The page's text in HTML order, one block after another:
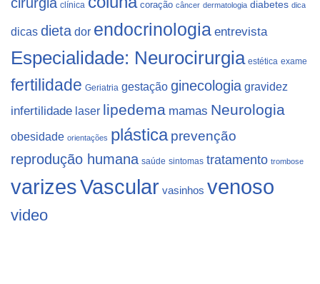
clínica coração câncer dermatologia diabetes dica
dicas dieta dor endocrinologia entrevista
Especialidade: Neurocirurgia estética exame
fertilidade Geriatria gestação ginecologia gravidez
infertilidade laser lipedema mamas Neurologia
obesidade orientações plástica prevenção
reprodução humana saúde sintomas tratamento trombose
varizesVascular vasinhos venoso
video